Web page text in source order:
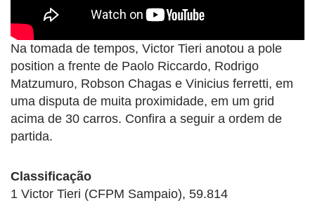
Na tomada de tempos, Victor Tieri anotou a pole
position a frente de Paolo Riccardo, Rodrigo
Matzumuro, Robson Chagas e Vinicius ferretti, em
uma disputa de muita proximidade, em um grid
acima de 30 carros. Confira a seguir a ordem de
partida.
Classificação
1 Victor Tieri (CFPM Sampaio), 59.814